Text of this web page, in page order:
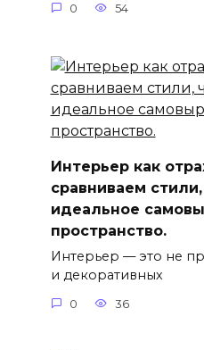
0 54
Интерьер как
сравниваем
идеальное
пространство.
Интерьер — это не
и декоративных
0 36